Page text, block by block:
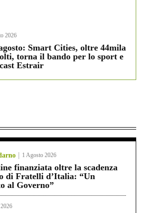
2026
Smart Cities, oltre 44mila
torna il bando per lo sport e
Estrair
1 Agosto 2026
finanziata oltre la scadenza
di Fratelli d’Italia: “Un
al Governo”